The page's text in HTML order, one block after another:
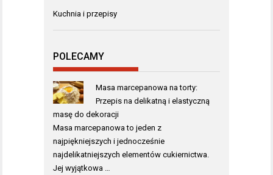
Kuchnia i przepisy
POLECAMY
Masa marcepanowa na torty:
Przepis na delikatną i elastyczną
masę do dekoracji
Masa marcepanowa to jeden z
najpiękniejszych i jednocześnie
najdelikatniejszych elementów cukiernictwa.
Jej wyjątkowa …